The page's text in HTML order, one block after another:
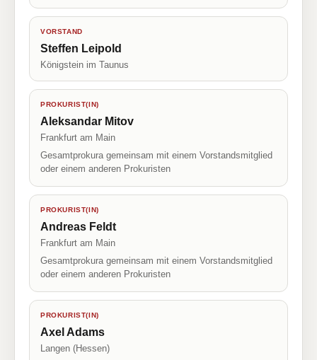
VORSTAND
Steffen Leipold
Königstein im Taunus
PROKURIST(IN)
Aleksandar Mitov
Frankfurt am Main
Gesamtprokura gemeinsam mit einem Vorstandsmitglied
oder einem anderen Prokuristen
PROKURIST(IN)
Andreas Feldt
Frankfurt am Main
Gesamtprokura gemeinsam mit einem Vorstandsmitglied
oder einem anderen Prokuristen
PROKURIST(IN)
Axel Adams
Langen (Hessen)